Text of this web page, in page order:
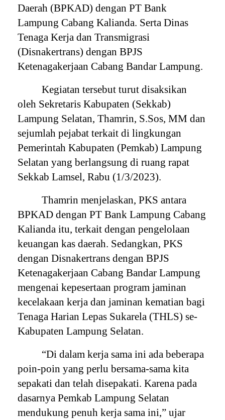
Daerah (BPKAD) dengan PT Bank
Lampung Cabang Kalianda. Serta Dinas
Tenaga Kerja dan Transmigrasi
(Disnakertrans) dengan BPJS
Ketenagakerjaan Cabang Bandar Lampung.
Kegiatan tersebut turut disaksikan
oleh Sekretaris Kabupaten (Sekkab)
Lampung Selatan, Thamrin, S.Sos, MM dan
sejumlah pejabat terkait di lingkungan
Pemerintah Kabupaten (Pemkab) Lampung
Selatan yang berlangsung di ruang rapat
Sekkab Lamsel, Rabu (1/3/2023).
Thamrin menjelaskan, PKS antara
BPKAD dengan PT Bank Lampung Cabang
Kalianda itu, terkait dengan pengelolaan
keuangan kas daerah. Sedangkan, PKS
dengan Disnakertrans dengan BPJS
Ketenagakerjaan Cabang Bandar Lampung
mengenai kepesertaan program jaminan
kecelakaan kerja dan jaminan kematian bagi
Tenaga Harian Lepas Sukarela (THLS) se-
Kabupaten Lampung Selatan.
“Di dalam kerja sama ini ada beberapa
poin-poin yang perlu bersama-sama kita
sepakati dan telah disepakati. Karena pada
dasarnya Pemkab Lampung Selatan
mendukung penuh kerja sama ini,” ujar